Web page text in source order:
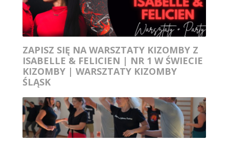
ZAPISZ SIĘ NA WARSZTATY KIZOMBY Z
ISABELLE & FELICIEN | NR 1 W ŚWIECIE
KIZOMBY | WARSZTATY KIZOMBY
ŚLĄSK